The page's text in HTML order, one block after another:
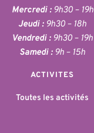
Mercredi : 9h30 – 19h
Jeudi : 9h30 – 18h
Vendredi : 9h30 – 19h
Samedi : 9h – 15h
ACTIVITES
Toutes les activités